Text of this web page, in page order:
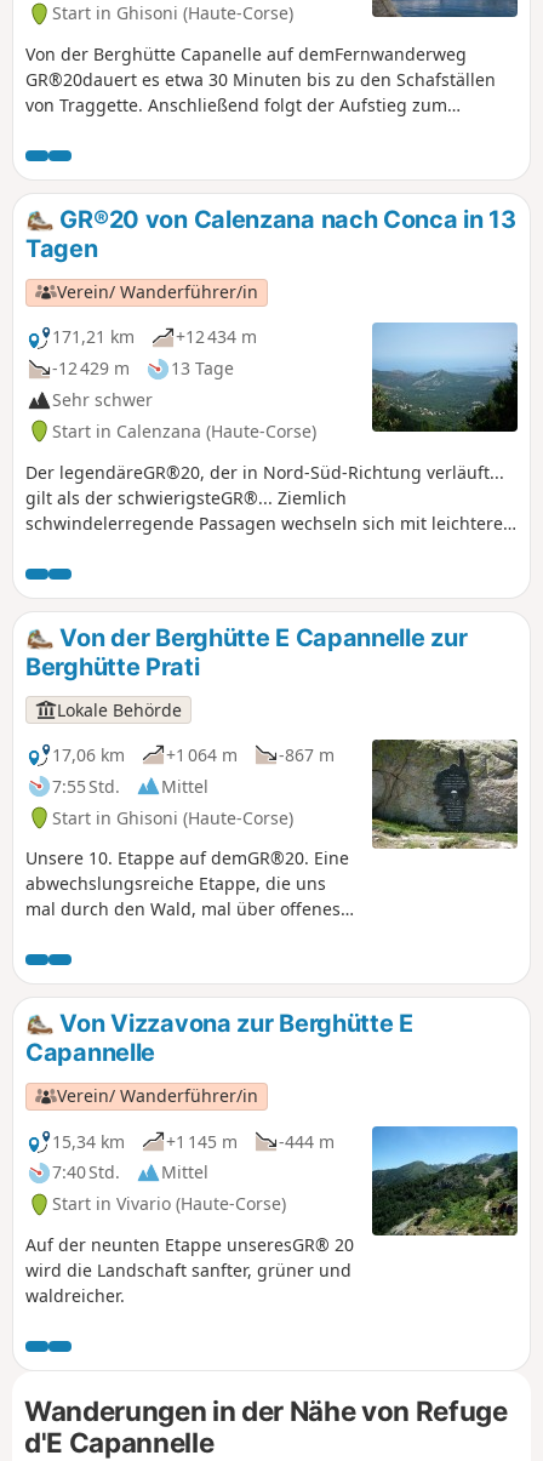
Start in Ghisoni (Haute-Corse)
Von der Berghütte Capanelle auf demFernwanderweg
GR®20dauert es etwa 30 Minuten bis zu den Schafställen
von Traggette. Anschließend folgt der Aufstieg zum
Renoso (2352 m). Der Bastani-See in Haute-Corse ist einer
der höchstgelegenen Seen Korsikas. Dieser wunderschöne
See glazialen Ursprungs, der 7 Monate im Jahr zugefroren
ist, verdankt seine schöne smaragdgrüne Farbe dem
Vorkommen von Fadenalgen.
GR®20 von Calenzana nach Conca in 13
Tagen
Verein/ Wanderführer/in
171,21 km
+12 434 m
-12 429 m
13 Tage
Sehr schwer
Start in Calenzana (Haute-Corse)
Der legendäreGR®20, der in Nord-Süd-Richtung verläuft...
gilt als der schwierigsteGR®... Ziemlich
schwindelerregende Passagen wechseln sich mit leichteren
Landschaften
Von der Berghütte E Capannelle zur
Berghütte Prati
Lokale Behörde
17,06 km
+1 064 m
-867 m
7:55 Std.
Mittel
Start in Ghisoni (Haute-Corse)
Unsere 10. Etappe auf demGR®20. Eine
abwechslungsreiche Etappe, die uns
mal durch den Wald, mal über offenes
Von Vizzavona zur Berghütte E
Capannelle
Verein/ Wanderführer/in
15,34 km
+1 145 m
-444 m
7:40 Std.
Mittel
Start in Vivario (Haute-Corse)
Auf der neunten Etappe unseresGR® 20
wird die Landschaft sanfter, grüner und
waldreicher.
Wanderungen in der Nähe von Refuge
d'E Capannelle